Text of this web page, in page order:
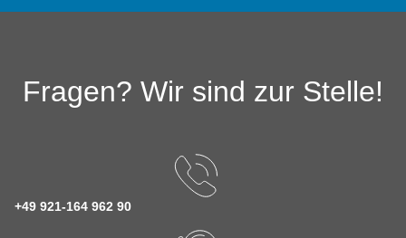
Fragen? Wir sind zur Stelle!
+49 921-164 962 90